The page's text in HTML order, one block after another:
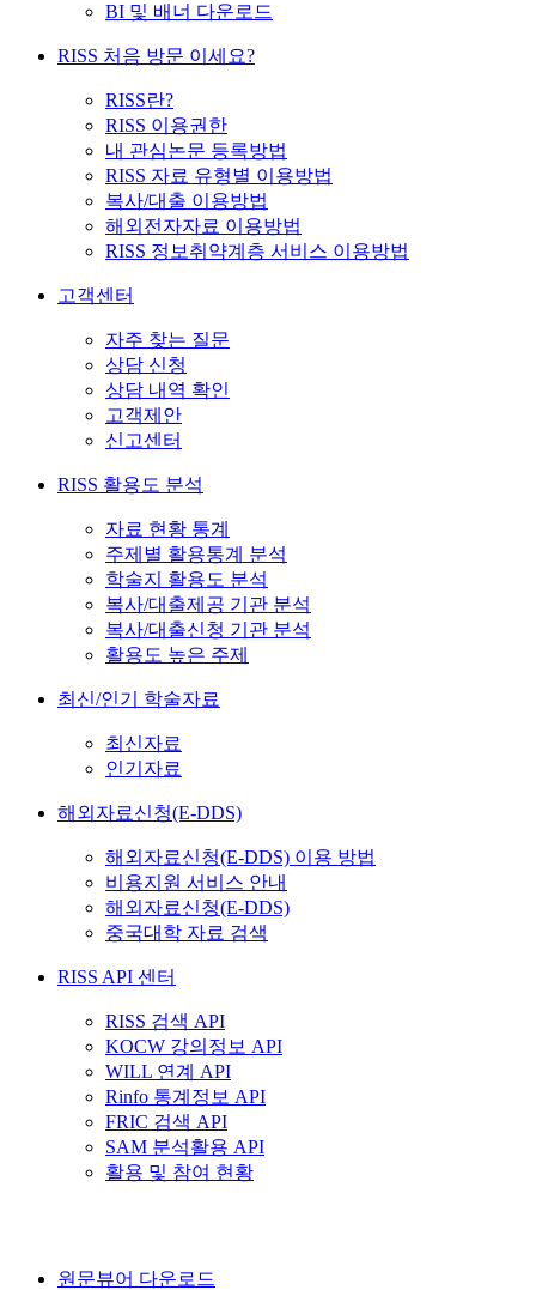
BI 및 배너 다운로드
RISS 처음 방문 이세요?
RISS란?
RISS 이용권한
내 관심논문 등록방법
RISS 자료 유형별 이용방법
복사/대출 이용방법
해외전자자료 이용방법
RISS 정보취약계층 서비스 이용방법
고객센터
자주 찾는 질문
상담 신청
상담 내역 확인
고객제안
신고센터
RISS 활용도 분석
자료 현황 통계
주제별 활용통계 분석
학술지 활용도 분석
복사/대출제공 기관 분석
복사/대출신청 기관 분석
활용도 높은 주제
최신/인기 학술자료
최신자료
인기자료
해외자료신청(E-DDS)
해외자료신청(E-DDS) 이용 방법
비용지원 서비스 안내
해외자료신청(E-DDS)
중국대학 자료 검색
RISS API 센터
RISS 검색 API
KOCW 강의정보 API
WILL 연계 API
Rinfo 통계정보 API
FRIC 검색 API
SAM 분석활용 API
활용 및 참여 현황
원문뷰어 다운로드